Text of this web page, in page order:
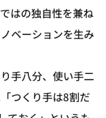
はの独自性を兼ね
ベーションを生み
手八分、使い手二
つくり手は8割だ